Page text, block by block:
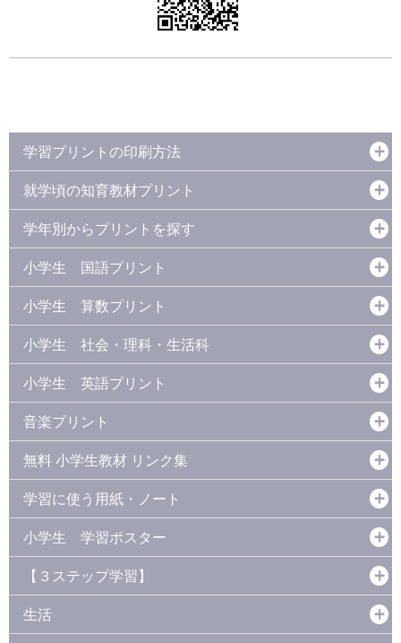
学習プリントの印刷方法
就学頃の知育教材プリント
学年別からプリントを探す
小学生 国語プリント
小学生 算数プリント
小学生 社会・理科・生活科
小学生 英語プリント
音楽プリント
無料 小学生教材 リンク集
学習に使う用紙・ノート
小学生 学習ポスター
【３ステップ学習】
生活